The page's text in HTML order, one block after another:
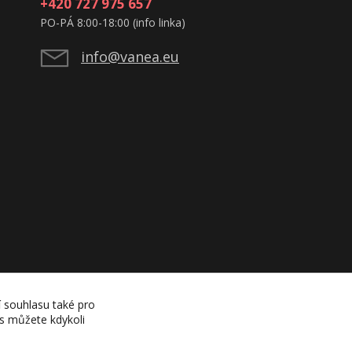
PO-PÁ 8:00-18:00 (info linka)
info@vanea.eu
také pro
můžete kdykoli